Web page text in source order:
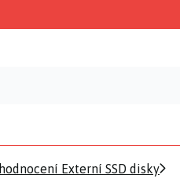
hodnocení Externí SSD disky